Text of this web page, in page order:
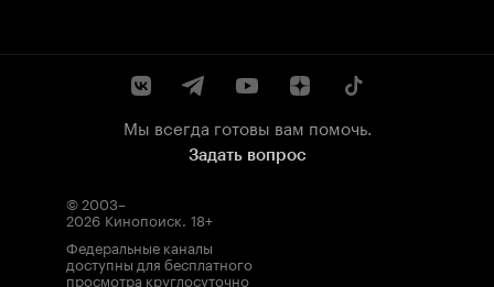
Мы всегда готовы вам помочь.
Задать вопрос
© 2003–
2026 Кинопоиск. 18+
Федеральные каналы
доступны для бесплатного
просмотра круглосуточно